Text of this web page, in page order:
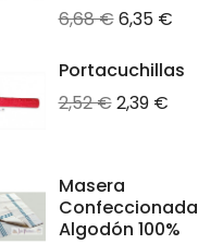
Precio
6,68 €Precio
6,35 €
Portacuchillas
Precio
2,52 €Precio
2,39 €
Masera
Confeccionada
Algodón 100%